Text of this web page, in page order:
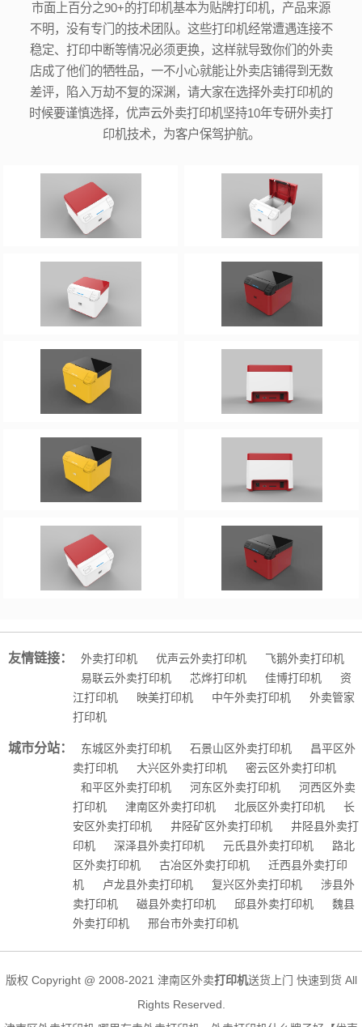
市面上百分之90+的打印机基本为贴牌打印机，产品来源
不明，没有专门的技术团队。这些打印机经常遭遇连接不
稳定、打印中断等情况必须更换，这样就导致你们的外卖
店成了他们的牺牲品，一不小心就能让外卖店铺得到无数
差评，陷入万劫不复的深渊，请大家在选择外卖打印机的
时候要谨慎选择，优声云外卖打印机坚持10年专研外卖打
印机技术，为客户保驾护航。
友情链接： 外卖打印机 优声云外卖打印机
飞鹅外卖打印机
易联云外卖打印机
芯烨打印机 佳博打印机
资
江打印机
映美打印机 中午外卖打印机
外卖管家
打印机
城市分站： 东城区外卖打印机 石景山区外卖打印机
昌平区外
卖打印机
大兴区外卖打印机
密云区外卖打印机
和平区外卖打印机
河东区外卖打印机
河西区外卖
打印机
津南区外卖打印机 北辰区外卖打印机
长
安区外卖打印机
井陉矿区外卖打印机
井陉县外卖打
印机
深泽县外卖打印机 元氏县外卖打印机
路北
区外卖打印机
古冶区外卖打印机
迁西县外卖打印
机
卢龙县外卖打印机 复兴区外卖打印机
涉县外
卖打印机
磁县外卖打印机 邱县外卖打印机
魏县
外卖打印机
邢台市外卖打印机
版权 Copyright @ 2008-2021 津南区外卖打印机送货上门 快速到货 All
Rights Reserved.